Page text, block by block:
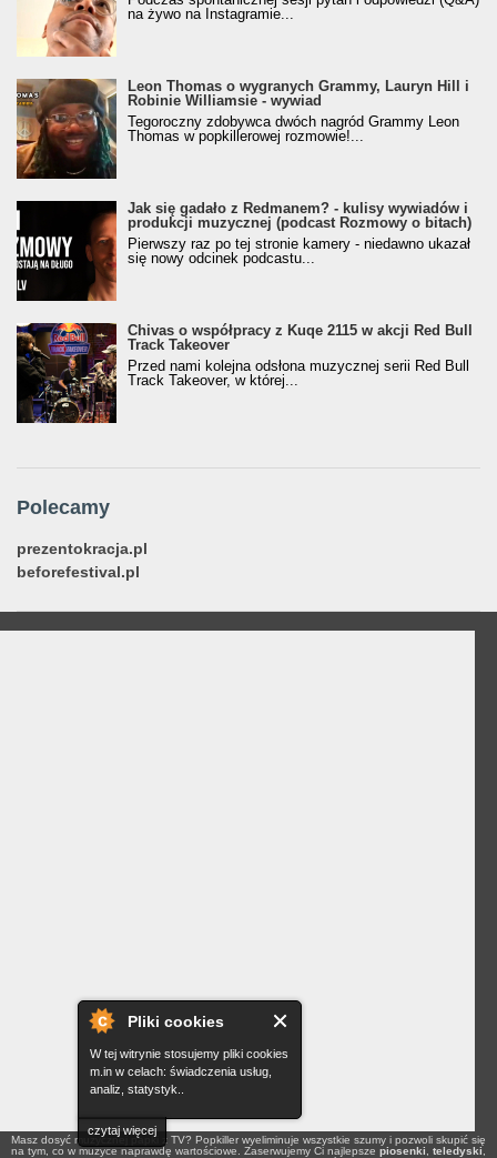
Pliki cookies
W tej witrynie stosujemy pliki cookies
m.in w celach: świadczenia usług,
analiz, statystyk..
czytaj więcej
na żywo na Instagramie...
Leon Thomas o wygranych Grammy, Lauryn Hill i
Robinie Williamsie - wywiad
Tegoroczny zdobywca dwóch nagród Grammy Leon
Thomas w popkillerowej rozmowie!...
Jak się gadało z Redmanem? - kulisy wywiadów i
produkcji muzycznej (podcast Rozmowy o bitach)
Pierwszy raz po tej stronie kamery - niedawno ukazał
się nowy odcinek podcastu...
Chivas o współpracy z Kuqe 2115 w akcji Red Bull
Track Takeover
Przed nami kolejna odsłona muzycznej serii Red Bull
Track Takeover, w której...
Polecamy
prezentokracja.pl
beforefestival.pl
Masz dosyć muzycznej papki z TV? Popkiller wyeliminuje wszystkie szumy i pozwoli skupić się
na tym, co w muzyce naprawdę wartościowe. Zaserwujemy Ci najlepsze piosenki teledyski